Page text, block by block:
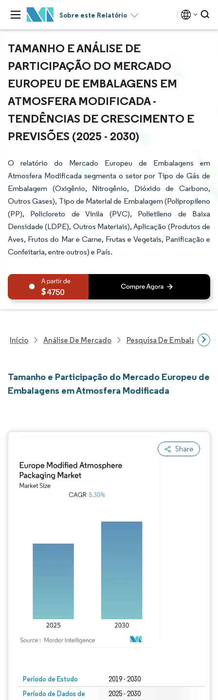
Sobre este Relatório
TAMANHO E ANÁLISE DE
PARTICIPAÇÃO DO MERCADO
EUROPEU DE EMBALAGENS EM
ATMOSFERA MODIFICADA -
TENDÊNCIAS DE CRESCIMENTO E
PREVISÕES (2025 - 2030)
O relatório do Mercado Europeu de Embalagens em
Atmosfera Modificada segmenta o setor por Tipo de Gás de
Embalagem (Oxigênio, Nitrogênio, Dióxido de Carbono,
Outros Gases), Tipo de Material de Embalagem (Polipropileno
(PP), Policloreto de Vinila (PVC), Polietileno de Baixa
Densidade (LDPE), Outros Materiais), Aplicação (Produtos de
Aves, Frutos do Mar e Carne, Frutas e Vegetais, Panificação e
Confeitaria, entre outros) e País.
4750
Início Análise De Mercado Pesquisa De Embalagens
Tamanho e Participação do Mercado Europeu de
Embalagens em Atmosfera Modificada
Share
Período de Estudo 2019 - 2030
Período de Dados de
2025 - 2030